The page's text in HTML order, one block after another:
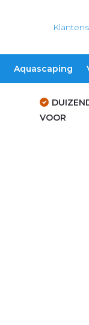
Aquascaping
VOOR